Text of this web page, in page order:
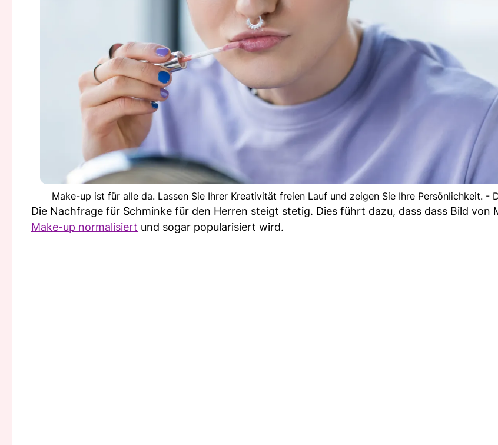
Make-up ist für alle da. Lassen Sie Ihrer Kreativität freien Lauf und zeigen Sie Ihre Persönlichkeit. -
Die Nachfrage für Schminke für den Herren steigt stetig. Dies führt dazu, dass dass Bild von
Make-up normalisiert und sogar popularisiert wird.